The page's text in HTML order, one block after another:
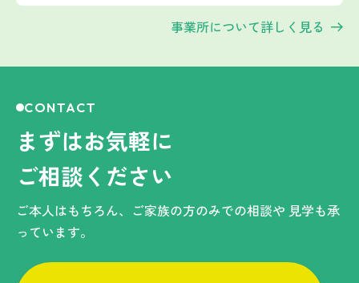
事業所について詳しく見る
CONTACT
まずはお気軽に
ご相談ください
ご本人はもちろん、ご家族の方のみでの相談や 見学も承
っています。